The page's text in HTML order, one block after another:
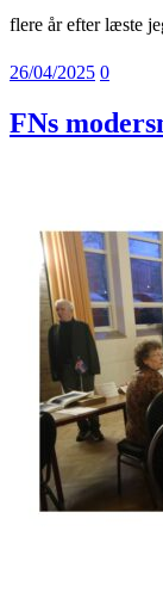
flere år efter læste
26/04/2025 0
FNs